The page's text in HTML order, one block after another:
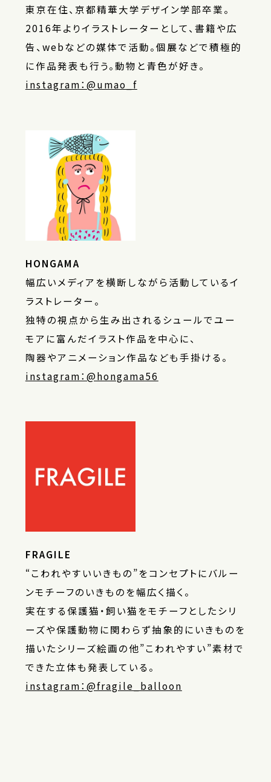
東京在住、京都精華大学デザイン学部卒業。
2016年よりイラストレーターとして、書籍や広
告、webなどの媒体で活動。個展などで積極的
に作品発表も行う。動物と青色が好き。
instagram：@umao_f
HONGAMA
幅広いメディアを横断しながら活動しているイ
ラストレーター。
独特の視点から生み出されるシュールでユー
モアに富んだイラスト作品を中心に、
陶器やアニメーション作品なども手掛ける。
instagram：@hongama56
FRAGILE
“こわれやすいいきもの”をコンセプトにバルー
ンモチーフのいきものを幅広く描く。
実在する保護猫・飼い猫をモチーフとしたシリ
ーズや保護動物に関わらず抽象的にいきものを
描いたシリーズ絵画の他”こわれやすい”素材で
できた立体も発表している。
instagram：@fragile_balloon